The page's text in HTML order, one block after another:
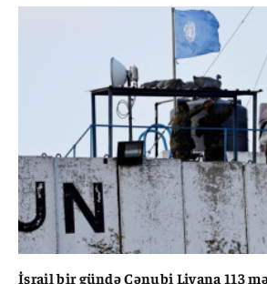
İsrail bir gündə Cənubi Livana 113